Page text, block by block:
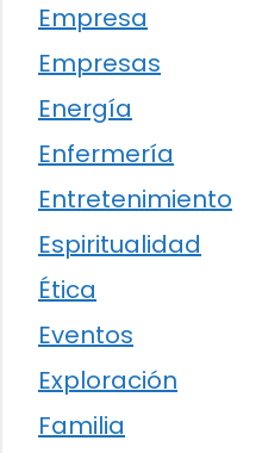
Empresa
Empresas
Energía
Enfermería
Entretenimiento
Espiritualidad
Ética
Eventos
Exploración
Familia